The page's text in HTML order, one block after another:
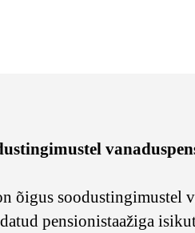
soodustingimustel
pensionistaažiga